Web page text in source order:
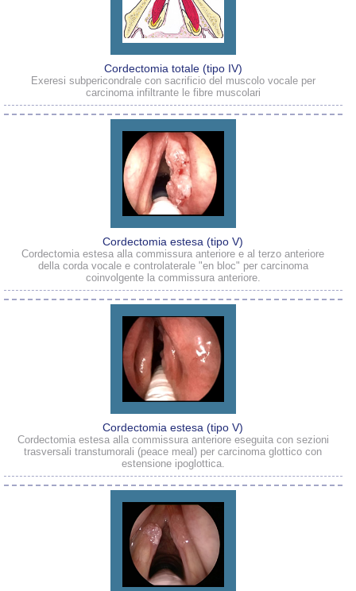
Cordectomia totale (tipo IV)
Exeresi subpericondrale con sacrificio del muscolo vocale per
carcinoma infiltrante le fibre muscolari
Cordectomia estesa (tipo V)
Cordectomia estesa alla commissura anteriore e al terzo anteriore
della corda vocale e controlaterale "en bloc" per carcinoma
coinvolgente la commissura anteriore.
Cordectomia estesa (tipo V)
Cordectomia estesa alla commissura anteriore eseguita con sezioni
trasversali transtumorali (peace meal) per carcinoma glottico con
estensione ipoglottica.